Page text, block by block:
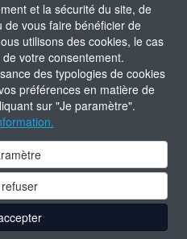
et la sécurité du site, de
de vous faire bénéficier de
utilisons des cookies, le cas
votre consentement.
des typologies de cookies
préférences en matière de
sur "Je paramètre".